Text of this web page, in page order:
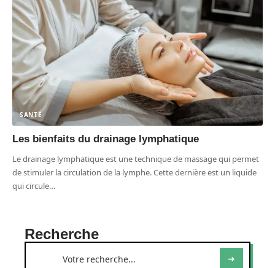
SANTÉ
Les bienfaits du drainage lymphatique
Le drainage lymphatique est une technique de massage qui permet
de stimuler la circulation de la lymphe. Cette dernière est un liquide
qui circule…
Recherche